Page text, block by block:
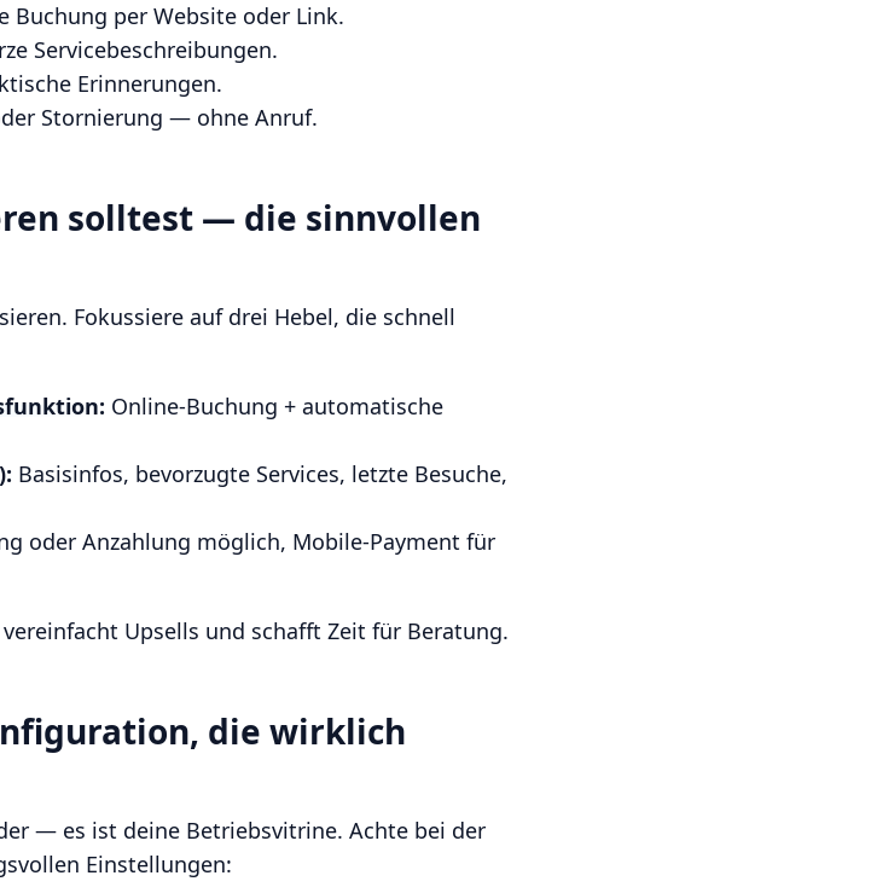
Buchung per Website oder Link.
Servicebeschreibungen.
Erinnerungen.
Stornierung — ohne Anruf.
solltest — die sinnvollen
Fokussiere auf drei Hebel, die schnell
Online-Buchung + automatische
Basisinfos, bevorzugte Services, letzte Besuche,
oder Anzahlung möglich, Mobile-Payment für
Upsells und schafft Zeit für Beratung.
die wirklich
— es ist deine Betriebsvitrine. Achte bei der
Einstellungen: